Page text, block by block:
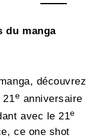
du manga
découvrez
21e anniversaire
avec le 21e
ce one shot